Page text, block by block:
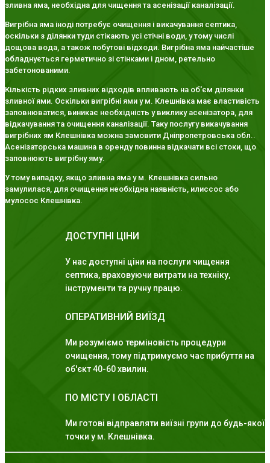
зливна яма, необхідна для чищення та асенізації каналізації.
Вигрібна яма іноді потребує очищення і викачування септика,
оскільки з ділянки туди стікають усі стічні води, у тому числі
дощова вода, а також побутові відходи. Вигрібна яма найчастіше
обладнується герметично зі стінками і дном, ретельно
забетонованими.
Кількість рідких зливних відходів впливають на об'єм ділянки
зливної ями. Оскільки вигрібні ями у м. Клешнівка має властивість
заповнюватися, виникає необхідність у виклику асенізатора, для
відкачування та очищення каналізації. Таку послугу викачування
вигрібних ям Клешнівка можна замовити Дніпропетровська обл..
Асенізаторська машина в оренду повинна відкачати всі стоки, що
заповнюють вигрібну яму.
У тому випадку, якщо зливна яма у м. Клешнівка сильно
замулилася, для очищення необхідна наявність, илиссос або
мулосос Клешнівка.
ДОСТУПНІ ЦІНИ
У нас доступні ціни на послуги чищення
септика, враховуючи витрати на техніку,
інструменти та ручну працю.
ОПЕРАТИВНИЙ ВИЇЗД
Ми розуміємо терміновість процедури
очищення, тому підтримуємо час прибуття на
об'єкт 40-60 хвилин.
ПО МІСТУ І ОБЛАСТІ
Ми готові відправляти виїзні групи до будь-якої
точки у м. Клешнівка.